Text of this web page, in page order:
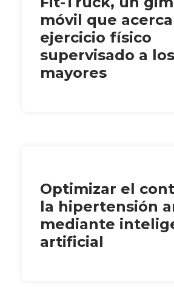
móvil que
ejercicio físico
supervisado a los
mayores
Optimizar el
la hipertensión
mediante
artificial